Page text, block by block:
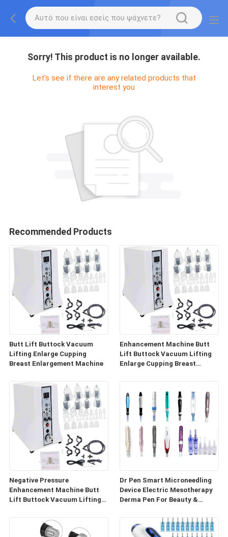
Sorry! This product is no longer available.
Let's see if there are any related products that
interest you
Recommended Products
Butt Lift Buttock Vacuum
Lifting Enlarge Cupping
Breast Enlargement Machine
Enhancement Machine Butt
Lift Buttock Vacuum Lifting
Enlarge Cupping Breast
Negative Pressure
Enhancement Machine Butt
Lift Buttock Vacuum Lifting
Enlargement Machine
Dr Pen Smart Microneedling
Device Electric Mesotherapy
Derma Pen For Beauty &